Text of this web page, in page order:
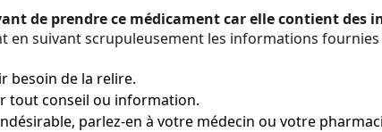
de prendre ce médicament car elle contient
en suivant scrupuleusement les informations
besoin de la relire.
tout conseil ou information.
parlez-en à votre médecin ou votre